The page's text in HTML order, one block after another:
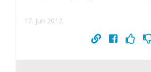
17. Jun 2012.